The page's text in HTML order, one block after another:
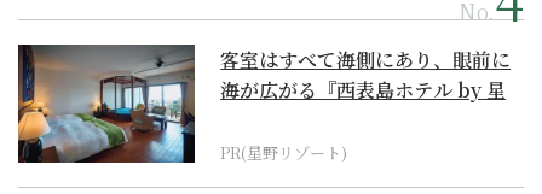
No.
客室はすべて海側にあり、眼前に
海が広がる『西表島ホテル by 星
PR(星野リゾート)